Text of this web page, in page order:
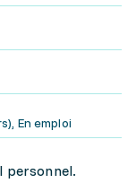
En emploi
personnel.